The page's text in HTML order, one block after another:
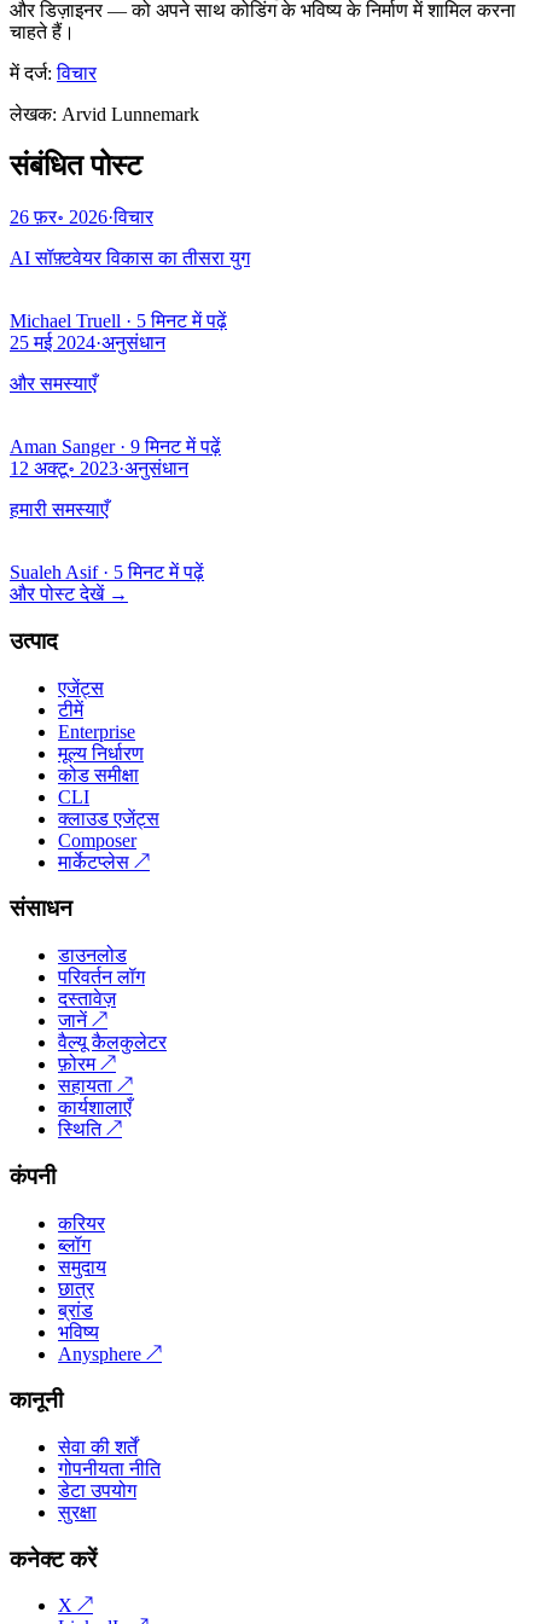
और डिज़ाइनर — को अपने साथ कोडिंग के भविष्य के निर्माण में शामिल करना
चाहते हैं।
में दर्ज: विचार
लेखक: Arvid Lunnemark
संबंधित पोस्ट
26 फ़र॰ 2026·विचार
AI सॉफ़्टवेयर विकास का तीसरा युग
Michael Truell · 5 मिनट में पढ़ें
25 मई 2024·अनुसंधान
और समस्याएँ
Aman Sanger· 9 मिनट में पढ़ें
12 अक्टू॰ 2023·अनुसंधान
हमारी समस्याएँ
Sualeh Asif· 5 मिनट में पढ़ें
और पोस्ट देखें→
उत्पाद
एजेंट्स
टीमें
Enterprise
मूल्य निर्धारण
कोड समीक्षा
CLI
क्लाउड एजेंट्स
Composer
मार्केटप्लेस ↗
संसाधन
डाउनलोड
परिवर्तन लॉग
दस्तावेज़
जानें↗
वैल्यू कैलकुलेटर
फ़ोरम↗
सहायता ↗
कार्यशालाएँ
स्थिति↗
कंपनी
करियर
ब्लॉग
समुदाय
छात्र
ब्रांड
भविष्य
Anysphere ↗
कानूनी
सेवा की शर्तें
गोपनीयता नीति
डेटा उपयोग
सुरक्षा
कनेक्ट करें
X ↗